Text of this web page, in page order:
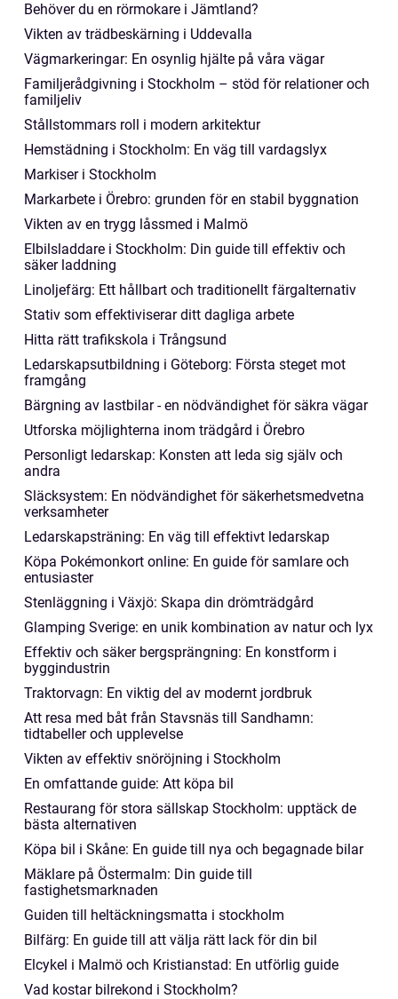
Behöver du en rörmokare i Jämtland?
Vikten av trädbeskärning i Uddevalla
Vägmarkeringar: En osynlig hjälte på våra vägar
Familjerådgivning i Stockholm – stöd för relationer och
familjeliv
Stållstommars roll i modern arkitektur
Hemstädning i Stockholm: En väg till vardagslyx
Markiser i Stockholm
Markarbete i Örebro: grunden för en stabil byggnation
Vikten av en trygg låssmed i Malmö
Elbilsladdare i Stockholm: Din guide till effektiv och
säker laddning
Linoljefärg: Ett hållbart och traditionellt färgalternativ
Stativ som effektiviserar ditt dagliga arbete
Hitta rätt trafikskola i Trångsund
Ledarskapsutbildning i Göteborg: Första steget mot
framgång
Bärgning av lastbilar - en nödvändighet för säkra vägar
Utforska möjlighterna inom trädgård i Örebro
Personligt ledarskap: Konsten att leda sig själv och
andra
Släcksystem: En nödvändighet för säkerhetsmedvetna
verksamheter
Ledarskapsträning: En väg till effektivt ledarskap
Köpa Pokémonkort online: En guide för samlare och
entusiaster
Stenläggning i Växjö: Skapa din drömträdgård
Glamping Sverige: en unik kombination av natur och lyx
Effektiv och säker bergsprängning: En konstform i
byggindustrin
Traktorvagn: En viktig del av modernt jordbruk
Att resa med båt från Stavsnäs till Sandhamn:
tidtabeller och upplevelse
Vikten av effektiv snöröjning i Stockholm
En omfattande guide: Att köpa bil
Restaurang för stora sällskap Stockholm: upptäck de
bästa alternativen
Köpa bil i Skåne: En guide till nya och begagnade bilar
Mäklare på Östermalm: Din guide till
fastighetsmarknaden
Guiden till heltäckningsmatta i stockholm
Bilfärg: En guide till att välja rätt lack för din bil
Elcykel i Malmö och Kristianstad: En utförlig guide
Vad kostar bilrekond i Stockholm?